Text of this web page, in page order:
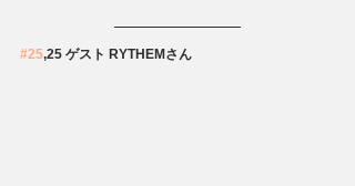
#25,25 ゲスト RYTHEMさん